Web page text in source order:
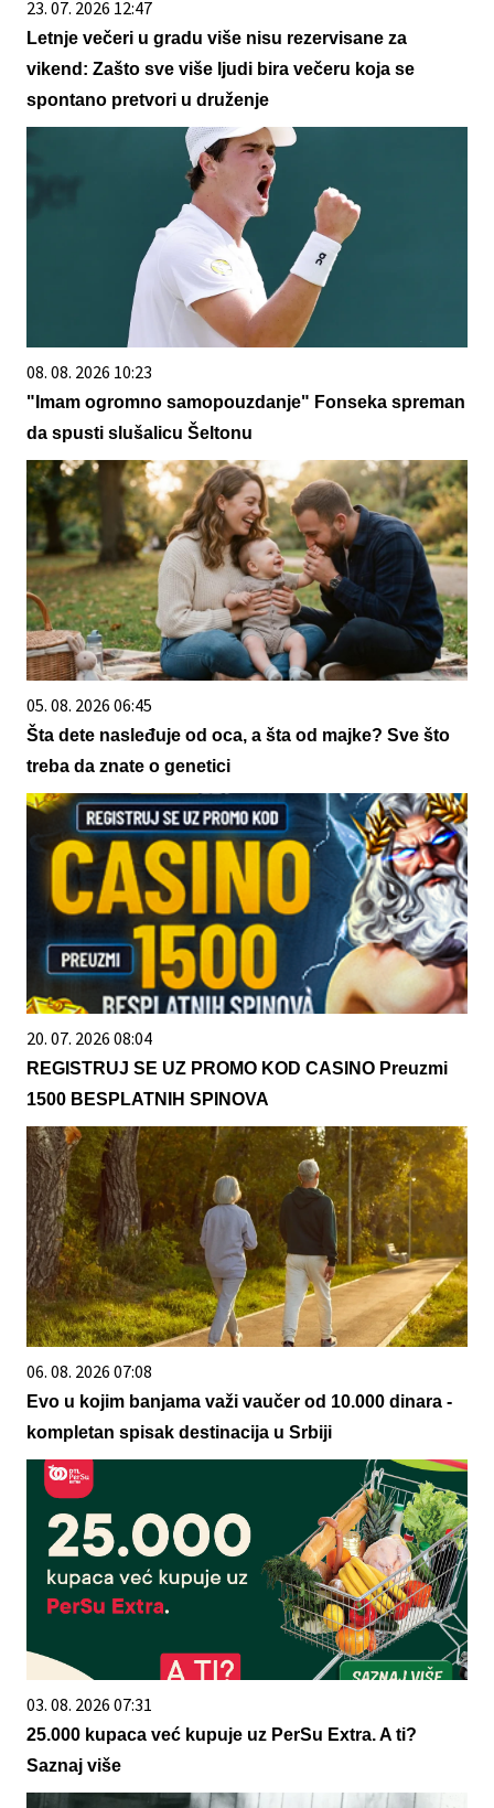
23. 07. 2026 12:47
Letnje večeri u gradu više nisu rezervisane za
vikend: Zašto sve više ljudi bira večeru koja se
spontano pretvori u druženje
08. 08. 2026 10:23
"Imam ogromno samopouzdanje" Fonseka spreman
da spusti slušalicu Šeltonu
05. 08. 2026 06:45
Šta dete nasleđuje od oca, a šta od majke? Sve što
treba da znate o genetici
20. 07. 2026 08:04
REGISTRUJ SE UZ PROMO KOD CASINO Preuzmi
1500 BESPLATNIH SPINOVA
06. 08. 2026 07:08
Evo u kojim banjama važi vaučer od 10.000 dinara -
kompletan spisak destinacija u Srbiji
03. 08. 2026 07:31
25.000 kupaca već kupuje uz PerSu Extra. A ti?
Saznaj više